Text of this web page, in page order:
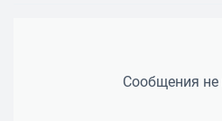
Сообщения